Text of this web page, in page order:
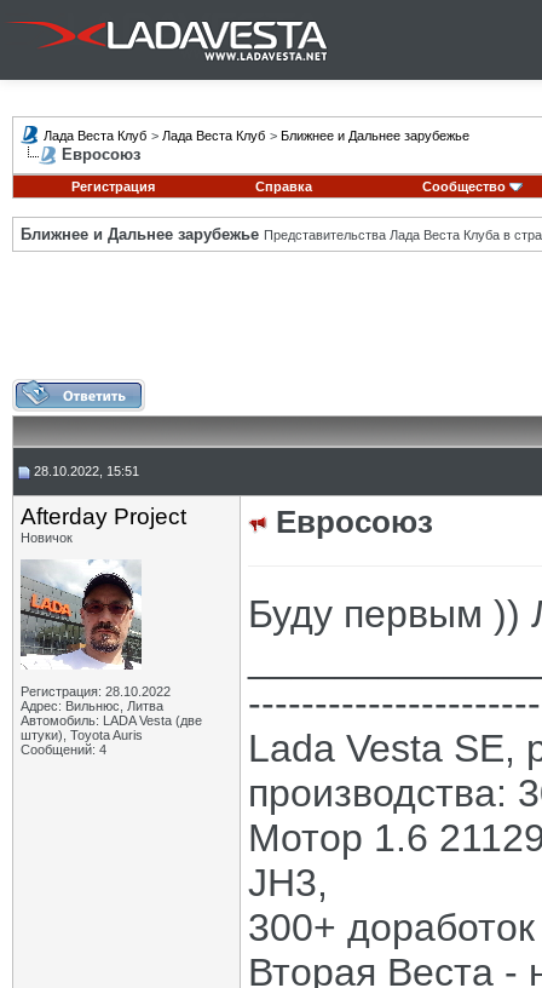
Лада Веста Клуб > Лада Веста Клуб > Ближнее и Дальнее зарубежье
Евросоюз
Регистрация Справка Сообщество
Ближнее и Дальнее зарубежье Представительства Лада Веста Клуба в
28.10.2022, 15:51
Afterday Project
Новичок
Регистрация: 28.10.2022
Адрес: Вильнюс, Литва
Автомобиль: LADA Vesta (две
штуки), Toyota Auris
Сообщений: 4
Евросоюз
Буду первым ))
Lada Vesta SE,
производства:
Мотор 1.6
JH3,
300+
Вторая Веста -